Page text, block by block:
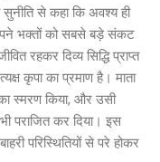
सुनीति से कहा कि अवश्य ही
अपने भक्तों को सबसे बड़े संकट
रहकर दिव्य सिद्धि प्राप्त
कृपा का प्रमाण है। माता
स्मरण किया, और उसी
पराजित कर दिया। इस
परिस्थितियों से परे होकर